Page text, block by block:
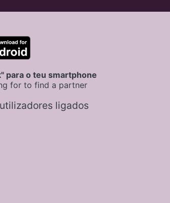
para o teu smartphone
for to find a partner
ligados